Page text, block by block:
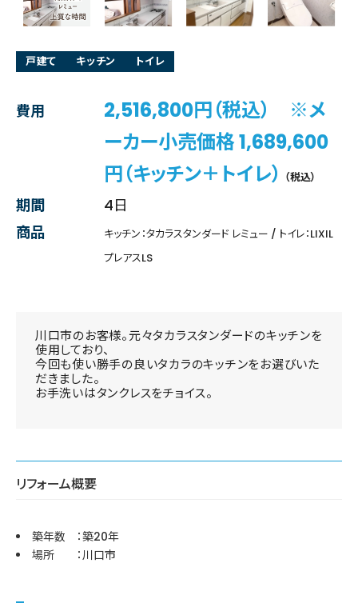
戸建て キッチン トイレ
費用
2,516,800円（税込） ※メ
ーカー小売価格 1,689,600
円（キッチン＋トイレ） （税込）
期間
4日
商品
キッチン：タカラスタンダード レミュー / トイレ：LIXIL
プレアスLS
川口市のお客様。元々タカラスタンダードのキッチンを
使用しており、
今回も使い勝手の良いタカラのキッチンをお選びいた
だきました。
お手洗いはタンクレスをチョイス。
リフォーム概要
築年数 ：築20年
場所 ：川口市